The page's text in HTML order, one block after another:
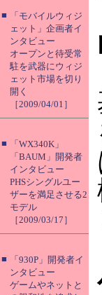
■
「モバイルウィジ
ェット」企画者イ
ンタビュー
オープンと待受常
駐を武器にウィジ
ェット市場を切り
開く
［2009/04/01］
■
「WX340K」
「BAUM」開発者
インタビュー
PHSシングルユー
ザーを満足させる2
モデル
［2009/03/17］
■
「930P」開発者イ
ンタビュー
ゲームやネットと